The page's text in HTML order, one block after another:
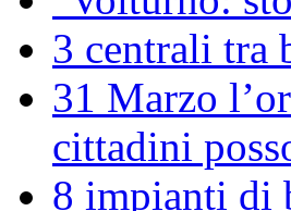
3 centrali tra
31 Marzo
cittadini
8 impianti di